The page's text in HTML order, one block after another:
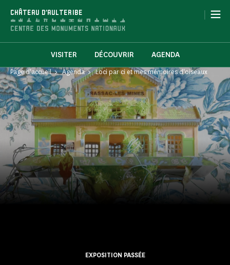
CHÂTEAU D'AULTERIBE |
VISITER DÉCOUVRIR AGENDA
Page d'accueil Agenda Loci par ci et mes mémoires d'oiseaux
EXPOSITION PASSÉE